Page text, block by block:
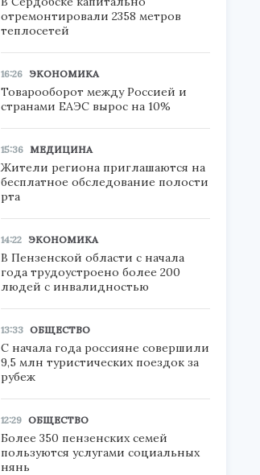
отремонтировали 2358 метров
теплосетей
16:26 ЭКОНОМИКА
Товарооборот между Россией и
странами ЕАЭС вырос на 10%
15:36 МЕДИЦИНА
Жители региона приглашаются на
бесплатное обследование полости
рта
14:22 ЭКОНОМИКА
В Пензенской области с начала
года трудоустроено более 200
людей с инвалидностью
13:33 ОБЩЕСТВО
С начала года россияне совершили
9,5 млн туристических поездок за
рубеж
12:29 ОБЩЕСТВО
Более 350 пензенских семей
пользуются услугами социальных
нянь